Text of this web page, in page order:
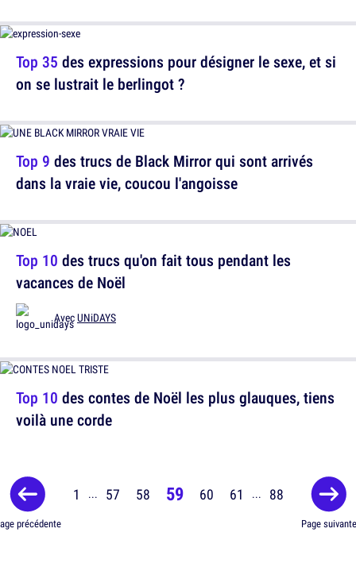
Top 35 des expressions pour désigner le sexe, et si
on se lustrait le berlingot ?
Top 10 des trucs qu'on fait tous pendant les
vacances de Noël
AvecUNiDAYS
Top 9 des trucs de Black Mirror qui sont arrivés
dans la vraie vie, coucou l'angoisse
Top 10 des contes de Noël les plus glauques, tiens
voilà une corde
précédente
1 ... 57 58 59 60 61 ... 88
Page suivante